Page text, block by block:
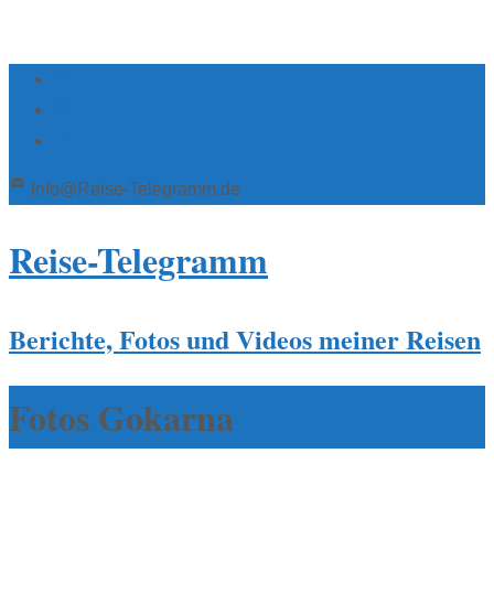
Info@Reise-Telegramm.de
Reise-Telegramm
Berichte, Fotos und Videos meiner Reisen
Fotos Gokarna